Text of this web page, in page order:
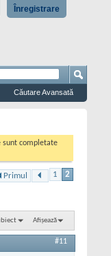
Înregistrare
Căutare Avansată
sunt completate
Primul 1 2
Afișează
#11